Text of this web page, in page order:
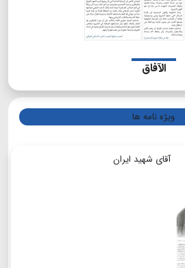
الآفاق
ویژه نامه ها
آقای شهید ایران